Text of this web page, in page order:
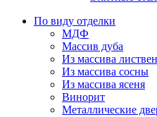
По виду отделки
МДФ
Массив дуба
Из массива
Из массива сосны
Из массива ясеня
Винорит
Металлические